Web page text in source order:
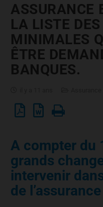
ASSURANCE
LA LISTE
MINIMALES
ÊTRE
BANQUES.
A compter du
grands
intervenir
de